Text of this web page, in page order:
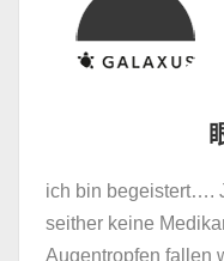
ich bin begeistert….
seither keine
Augentropfen fallen